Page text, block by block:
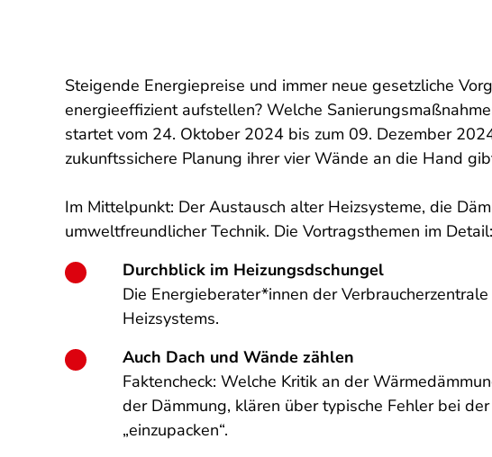
Steigende Energiepreise und immer neue gesetzliche
energieeffizient aufstellen? Welche
startet vom 24. Oktober 2024 bis zum 09. Dezember
zukunftssichere Planung ihrer vier Wände an die Hand
Im Mittelpunkt: Der Austausch alter Heizsysteme, die
umweltfreundlicher Technik. Die Vortragsthemen im Detail:
Durchblick im Heizungsdschungel
Die Energieberater*innen der
Heizsystems.
Auch Dach und Wände zählen
Faktencheck: Welche Kritik an der
der Dämmung, klären über typische Fehler bei
„einzupacken“.